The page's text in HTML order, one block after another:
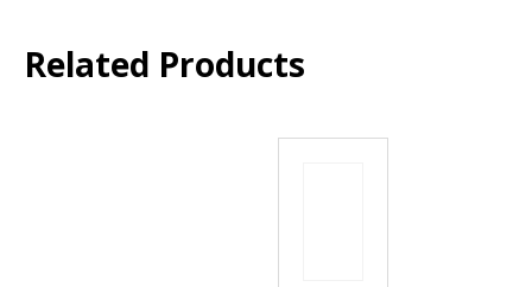
Related Products